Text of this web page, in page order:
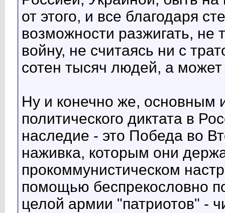
от этого, и все благодаря
возможности разжигать, не
войну, не считаясь ни с
сотен тысяч людей, а
Ну и конечно же, основным
политического диктата в
наследие - это Победа во
наживка, которым они
прокоммунистическом
помощью беспрекословно
целой армии "патриотов" -